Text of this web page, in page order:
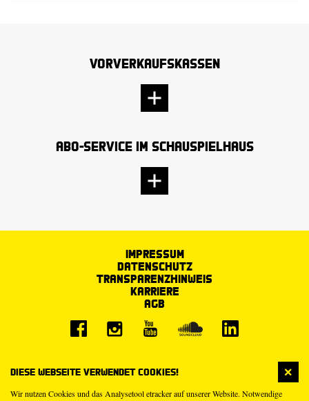
Diese Webseite verwendet Cookies!
Wir nutzen Cookies und das Analysetool etracker auf unserer Website. Notwendige
Vorverkaufskassen
Abo-Service im Schauspielhaus
Impressum
Datenschutz
Transparenzhinweis
Karriere
AGB